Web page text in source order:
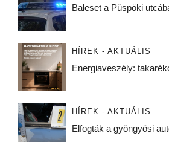
Baleset a Püspöki
HÍREK - AKTUÁLIS
Energiaveszély:
HÍREK - AKTUÁLIS
Elfogták a gyöngyösi